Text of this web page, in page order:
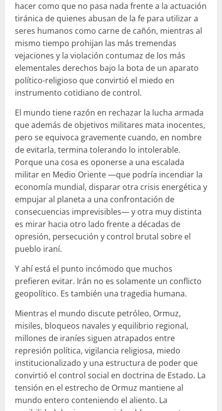
hacer como que no pasa nada frente a la actuación
tiránica de quienes abusan de la fe para utilizar a
seres humanos como carne de cañón, mientras al
mismo tiempo prohijan las más tremendas
vejaciones y la violación contumaz de los más
elementales derechos bajo la bota de un aparato
político-religioso que convirtió el miedo en
instrumento cotidiano de control.
El mundo tiene razón en rechazar la lucha armada
que además de objetivos militares mata inocentes,
pero se equivoca gravemente cuando, en nombre
de evitarla, termina tolerando lo intolerable.
Porque una cosa es oponerse a una escalada
militar en Medio Oriente —que podría incendiar la
economía mundial, disparar otra crisis energética y
empujar al planeta a una confrontación de
consecuencias imprevisibles— y otra muy distinta
es mirar hacia otro lado frente a décadas de
opresión, persecución y control brutal sobre el
pueblo iraní.
Y ahí está el punto incómodo que muchos
prefieren evitar. Irán no es solamente un conflicto
geopolítico. Es también una tragedia humana.
Mientras el mundo discute petróleo, Ormuz,
misiles, bloqueos navales y equilibrio regional,
millones de iraníes siguen atrapados entre
represión política, vigilancia religiosa, miedo
institucionalizado y una estructura de poder que
convirtió el control social en doctrina de Estado. La
tensión en el estrecho de Ormuz mantiene al
mundo entero conteniendo el aliento. La